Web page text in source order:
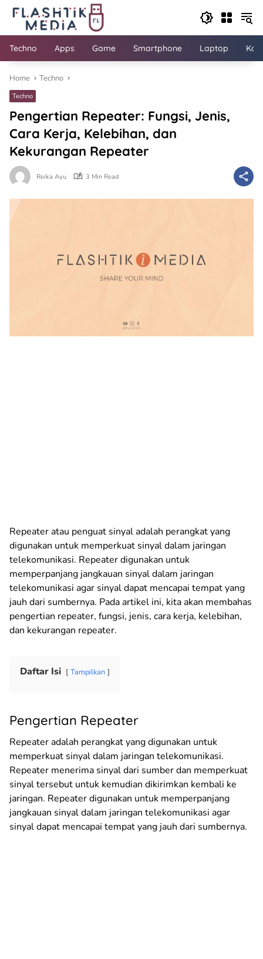
Skip
content
Techno Apps Game Smartphone Laptop
Home Techno
Techno
Pengertian Repeater: Fungsi, Jenis,
Cara Kerja, Kelebihan, dan
Kekurangan Repeater
Reika Ayu 3 Min Read
Repeater atau penguat sinyal adalah perangkat yang
digunakan untuk memperkuat sinyal dalam jaringan
telekomunikasi. Repeater digunakan untuk
memperpanjang jangkauan sinyal dalam jaringan
telekomunikasi agar sinyal dapat mencapai tempat yang
jauh dari sumbernya. Pada artikel ini, kita akan membahas
pengertian repeater, fungsi, jenis, cara kerja, kelebihan,
dan kekurangan repeater.
Daftar Isi Tampilkan
Pengertian Repeater
Repeater adalah perangkat yang digunakan untuk
memperkuat sinyal dalam jaringan telekomunikasi.
Repeater menerima sinyal dari sumber dan memperkuat
sinyal tersebut untuk kemudian dikirimkan kembali ke
jaringan. Repeater digunakan untuk memperpanjang
jangkauan sinyal dalam jaringan telekomunikasi agar
sinyal dapat mencapai tempat yang jauh dari sumbernya.